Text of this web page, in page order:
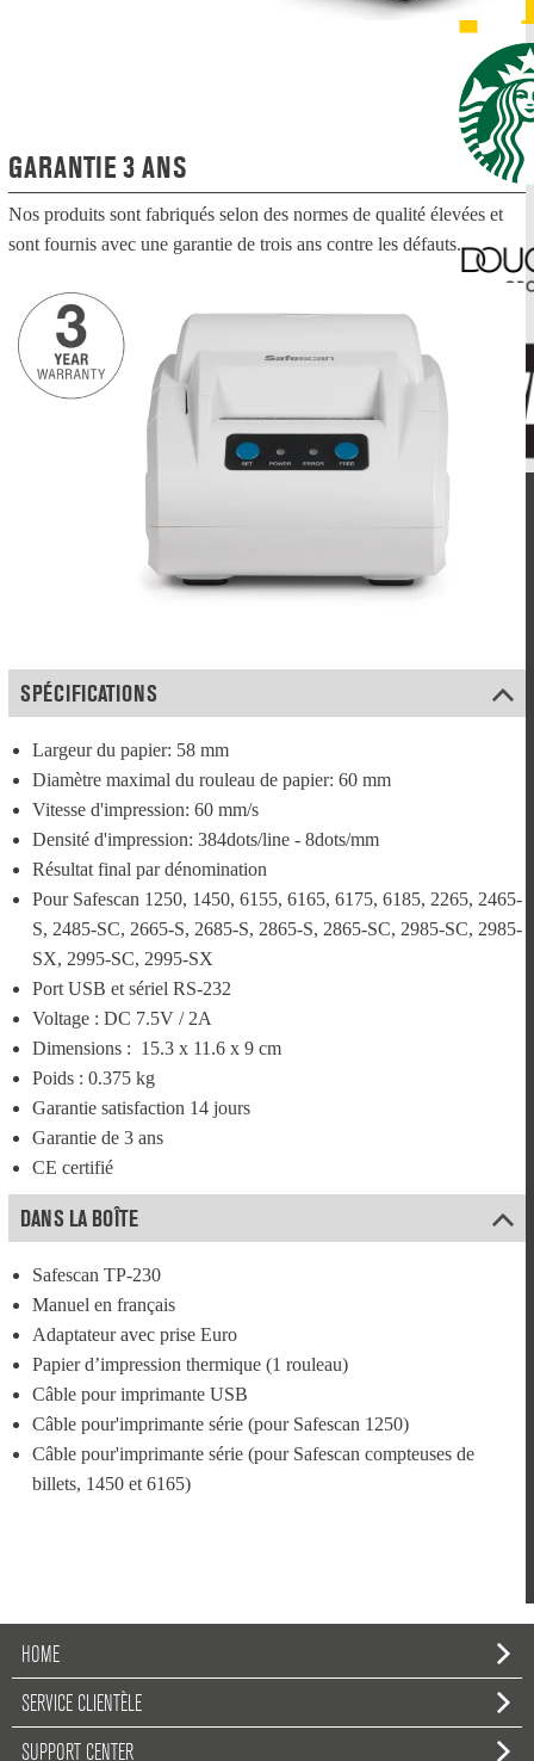
GARANTIE 3 ANS
Nos produits sont fabriqués selon des normes de qualité élevées et
sont fournis avec une garantie de trois ans contre les défauts.
SPÉCIFICATIONS
Largeur du papier: 58 mm
Diamètre maximal du rouleau de papier: 60 mm
Vitesse d'impression: 60 mm/s
Densité d'impression: 384dots/line - 8dots/mm
Résultat final par dénomination
Pour Safescan 1250, 1450, 6155, 6165, 6175, 6185, 2265, 2465-
S, 2485-SC, 2665-S, 2685-S, 2865-S, 2865-SC, 2985-SC, 2985-
SX, 2995-SC, 2995-SX
Port USB et sériel RS-232
Voltage : DC 7.5V / 2A
Dimensions :  15.3 x 11.6 x 9 cm
Poids : 0.375 kg
Garantie satisfaction 14 jours
Garantie de 3 ans
CE certifié
DANS LA BOÎTE
Safescan TP-230
Manuel en français
Adaptateur avec prise Euro
Papier d’impression thermique (1 rouleau)
Câble pour imprimante USB
Câble pour'imprimante série (pour Safescan 1250)
Câble pour'imprimante série (pour Safescan compteuses de
billets, 1450 et 6165)
HOME
SERVICE CLIENTÈLE
SUPPORT CENTER